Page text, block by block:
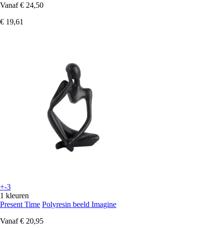
Vanaf € 24,50
€ 19,61
+-3
1 kleuren
Present Time Polyresin beeld Imagine
Vanaf € 20,95